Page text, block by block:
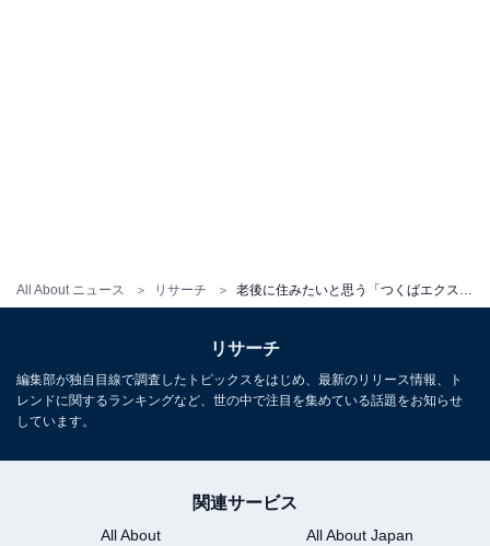
All About ニュース リサーチ 老後に住みたいと思う「つくばエクスプレスの駅」ランキング！ 2位「北千住」、1位は？
リサーチ
編集部が独自目線で調査したトピックスをはじめ、最新のリリース情報、ト
レンドに関するランキングなど、世の中で注目を集めている話題をお知らせ
しています。
関連サービス
All About
All About Japan